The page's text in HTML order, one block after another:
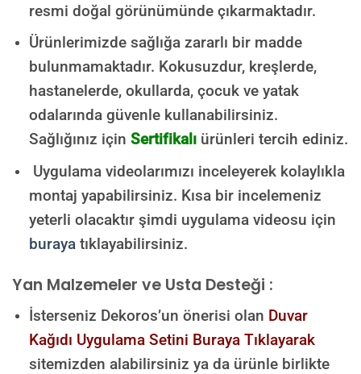
resmi doğal görünümünde çıkarmaktadır.
Ürünlerimizde sağlığa zararlı bir madde
bulunmamaktadır. Kokusuzdur, kreşlerde,
hastanelerde, okullarda, çocuk ve yatak
odalarında güvenle kullanabilirsiniz.
Sağlığınız için Sertifikalıürünleri tercih ediniz.
Uygulama videolarımızı inceleyerek kolaylıkla
montaj yapabilirsiniz. Kısa bir incelemeniz
yeterli olacaktır şimdi uygulama videosu için
burayatıklayabilirsiniz.
Yan Malzemeler ve Usta Desteği :
İsterseniz Dekoros’un önerisi olan Duvar
Kağıdı Uygulama Setini Buraya Tıklayarak
sitemizden alabilirsiniz ya da ürünle birlikte